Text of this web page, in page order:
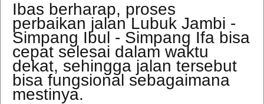
Ibas berharap, proses
perbaikan jalan Lubuk Jambi -
Simpang Ibul - Simpang Ifa bisa
cepat selesai dalam waktu
dekat, sehingga jalan tersebut
bisa fungsional sebagaimana
mestinya.